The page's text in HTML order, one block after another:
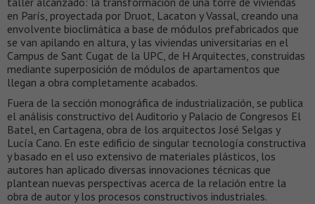
en París, proyectada por Druot, Lacaton y Vassal, creando una
envolvente bioclimática a base de módulos prefabricados que
se van apilando en altura, y las viviendas universitarias en el
Campus de Sant Cugat de la UPC, de H Arquitectes, construidas
mediante superposición de módulos de apartamentos que
llegan a obra completamente acabados.
Fuera de la sección monográfica de industrialización, se publica
el análisis constructivo del Auditorio y Palacio de Congresos El
Batel, en Cartagena, obra de los arquitectos José Selgas y
Lucía Cano. En este edificio de singular tecnología constructiva
y basado en el uso extensivo de materiales plásticos, los
autores han aplicado diversas innovaciones técnicas que
plantean nuevas perspectivas acerca de la relación entre la
obra de autor y los procesos constructivos industriales.